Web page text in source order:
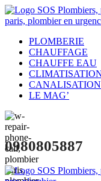
PLOMBERIE
CHAUFFAGE
CHAUFFE EAU
LE MAG’
0980805887